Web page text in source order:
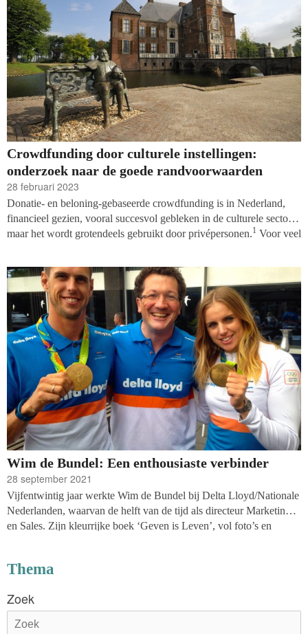
Crowdfunding door culturele instellingen:
onderzoek naar de goede randvoorwaarden
28 februari 2023
Donatie- en beloning-gebaseerde crowdfunding is in Nederland,
financieel gezien, vooral succesvol gebleken in de culturele sector,
maar het wordt grotendeels gebruikt door privépersonen.1 Voor veel
crowdfunding? Om hier een antwoord op te geven zijn er vijftien
interviews afgenomen bij medewerkers verbonden aan
cultuurgerelateerde crowdfundingprojecten, gefinancierd via de
crowdfundingplatformen Voordekunst of Creative Funding.
Wim de Bundel: Een enthousiaste verbinder
28 september 2021
Vijfentwintig jaar werkte Wim de Bundel bij Delta Lloyd/Nationale
Nederlanden, waarvan de helft van de tijd als directeur Marketing
en Sales. Zijn kleurrijke boek ‘Geven is Leven’, vol foto’s en
voorbeeld voor een nieuwe bedrijfscultuur. Aanleiding voor het
lantaarndrager’ was: Delta Lloyd scoort in 2008 op het gebied van
rodelantaarndrager verwijst naar de wielrenner die al laatste eindigt
Thema
Zoek